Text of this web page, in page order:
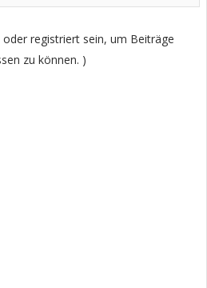
registriert sein, um Beiträge
zu können. )